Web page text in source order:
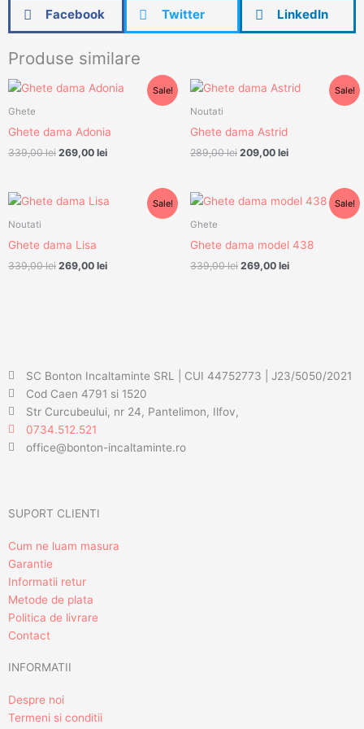
Facebook Twitter LinkedIn
Produse similare
Sale!
Ghete
Ghete dama Adonia
339,00lei
Prețul
339,00 lei.
269,00 lei
Prețul
Sale!
Noutati
Ghete dama Astrid
289,00lei
Prețul
289,00 lei.
209,00 lei
Prețul
Sale!
Noutati
Ghete dama Lisa
339,00lei
Prețul
339,00 lei.
269,00 lei
Prețul
Sale!
Ghete
Ghete dama model 438
339,00lei
Prețul
339,00 lei.
269,00 lei
Prețul
SC Bonton Incaltaminte SRL | CUI 44752773 | J23/5050/2021
Cod Caen 4791 si 1520
Str Curcubeului, nr 24, Pantelimon, Ilfov,
0734.512.521
office@bonton-incaltaminte.ro
SUPORT CLIENTI
Cum ne luam masura
Garantie
Informatii retur
Metode de plata
Politica de livrare
Contact
INFORMATII
Despre noi
Termeni si conditii